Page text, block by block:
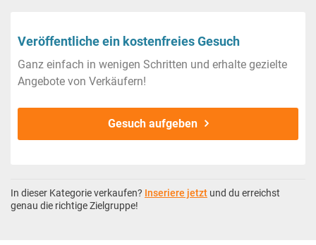
Veröffentliche ein kostenfreies Gesuch
Ganz einfach in wenigen Schritten und erhalte gezielte
Angebote von Verkäufern!
Gesuch aufgeben
In dieser Kategorie verkaufen? Inseriere jetzt und du erreichst
genau die richtige Zielgruppe!